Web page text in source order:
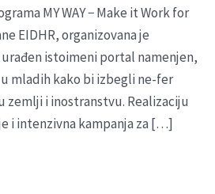
MY WAY − Make it Work for
EIDHR, organizovana je
istoimeni portal namenjen,
mladih kako bi izbegli ne-fer
zemlji i inostranstvu. Realizaciju
i intenzivna kampanja za […]